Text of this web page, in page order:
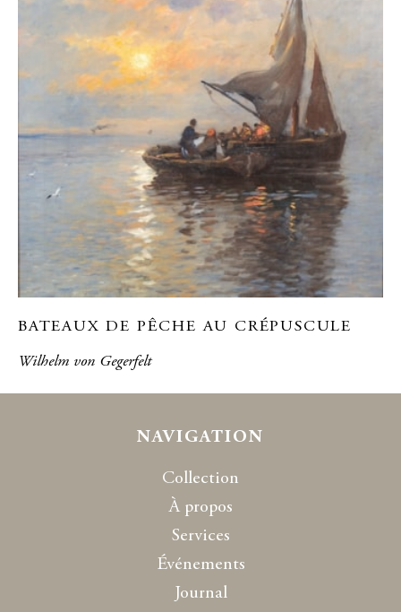
BATEAUX DE PÊCHE AU CRÉPUSCULE
Wilhelm von Gegerfelt
NAVIGATION
Collection
À propos
Services
Événements
Journal